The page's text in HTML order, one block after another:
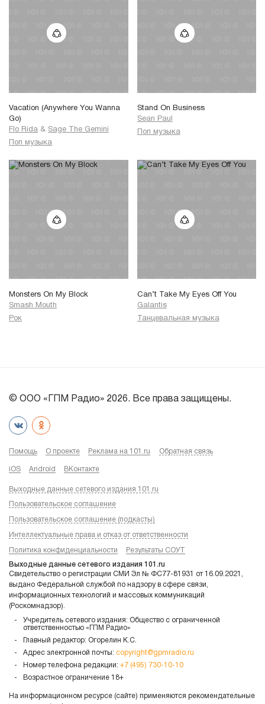
Vacation (Anywhere You Wanna
Go)
Flo Rida & Sage The Gemini
Поп музыка
Stand On Business
Sean Paul
Поп музыка
Monsters On My Block
Smash Mouth
Рок
Can’t Take My Eyes Off You
Galantis
Танцевальная музыка
© ООО «ГПМ Радио» 2026. Все права защищены.
Помощь О проекте Реклама на 101.ru Обратная связь
iOS Android ВКонтакте
Выходные данные сетевого издания 101.ru
Пользовательское соглашение
Пользовательское соглашение (подкасты)
Интеллектуальные права и отказ от ответственности
Политика конфиденциальности Результаты СОУТ
Выходные данные сетевого издания 101.ru
Свидетельство о регистрации СМИ Эл № ФС77-81931 от 16.09.2021,
выдано Федеральной службой по надзору в сфере связи,
информационных технологий и массовых коммуникаций
(Роскомнадзор).
Учредитель сетевого издания: Общество с ограниченной
ответственностью «ГПМ Радио»
Главный редактор: Огорелин К.С.
Адрес электронной почты: copyright@gpmradio.ru
Номер телефона редакции: +7 (495) 730-10-10
Возрастное ограничение 18+
На информационном ресурсе (сайте) применяются рекомендательные